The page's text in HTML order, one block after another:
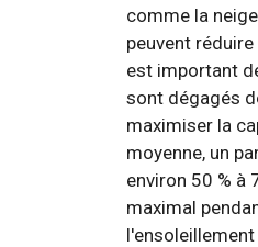
comme la
peuvent
est important
sont dégagés
maximiser la
moyenne, un
environ 50 % à
maximal